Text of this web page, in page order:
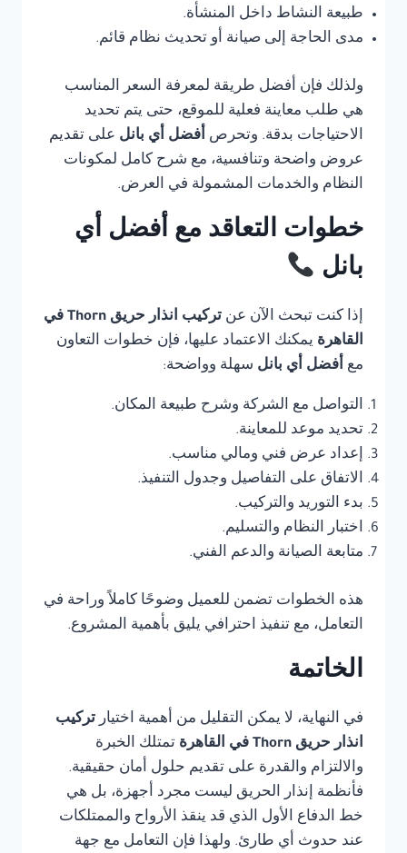
طبيعة النشاط داخل المنشأة.
مدى الحاجة إلى صيانة أو تحديث نظام قائم.
ولذلك فإن أفضل طريقة لمعرفة السعر المناسب
هي طلب معاينة فعلية للموقع، حتى يتم تحديد
الاحتياجات بدقة. وتحرص أفضل أي بانل على تقديم
عروض واضحة وتنافسية، مع شرح كامل لمكونات
النظام والخدمات المشمولة في العرض.
خطوات التعاقد مع أفضل أي
بانل
إذا كنت تبحث الآن عن
تركيب انذار حريق Thorn في
القاهرة يمكنك الاعتماد عليها، فإن خطوات التعاون
مع أفضل أي بانل سهلة وواضحة:
التواصل مع الشركة وشرح طبيعة المكان.
تحديد موعد للمعاينة.
إعداد عرض فني ومالي مناسب.
الاتفاق على التفاصيل وجدول التنفيذ.
بدء التوريد والتركيب.
اختبار النظام والتسليم.
متابعة الصيانة والدعم الفني.
هذه الخطوات تضمن للعميل وضوحًا كاملاً وراحة في
التعامل، مع تنفيذ احترافي يليق بأهمية المشروع.
الخاتمة
في النهاية، لا يمكن التقليل من أهمية اختيار تركيب
انذار حريق Thorn في القاهرة
تمتلك الخبرة
والالتزام والقدرة على تقديم حلول أمان حقيقية.
فأنظمة إنذار الحريق ليست مجرد أجهزة، بل هي
خط الدفاع الأول الذي قد ينقذ الأرواح والممتلكات
عند حدوث أي طارئ. ولهذا فإن التعامل مع جهة